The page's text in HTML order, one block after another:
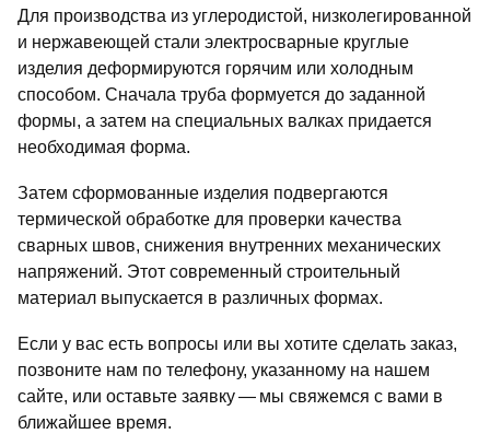
Для производства из углеродистой, низколегированной
и нержавеющей стали электросварные круглые
изделия деформируются горячим или холодным
способом. Сначала труба формуется до заданной
формы, а затем на специальных валках придается
необходимая форма.
Затем сформованные изделия подвергаются
термической обработке для проверки качества
сварных швов, снижения внутренних механических
напряжений. Этот современный строительный
материал выпускается в различных формах.
Если у вас есть вопросы или вы хотите сделать заказ,
позвоните нам по телефону, указанному на нашем
сайте, или оставьте заявку — мы свяжемся с вами в
ближайшее время.